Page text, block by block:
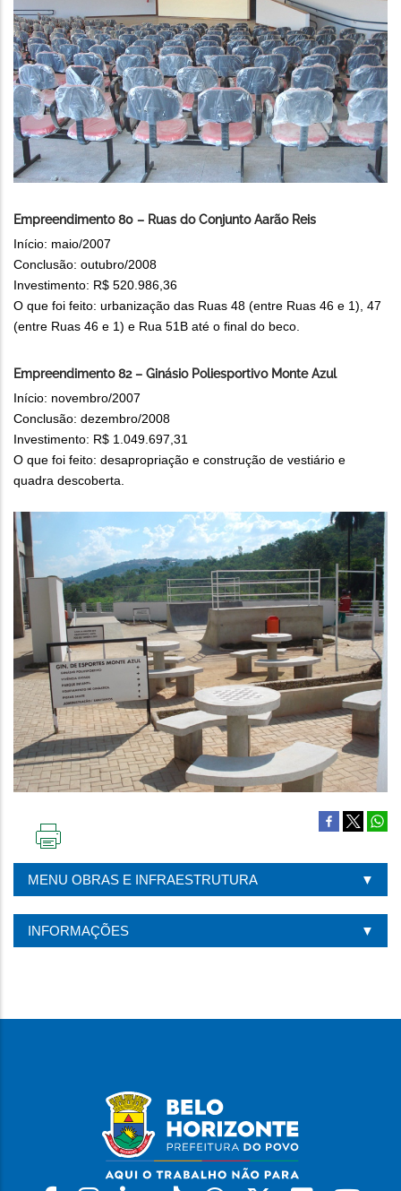
Empreendimento 80 – Ruas do Conjunto Aarão Reis
Início: maio/2007
Conclusão: outubro/2008
Investimento: R$ 520.986,36
O que foi feito: urbanização das Ruas 48 (entre Ruas 46 e 1), 47
(entre Ruas 46 e 1) e Rua 51B até o final do beco.
Empreendimento 82 – Ginásio Poliesportivo Monte Azul
Início: novembro/2007
Conclusão: dezembro/2008
Investimento: R$ 1.049.697,31
O que foi feito: desapropriação e construção de vestiário e
quadra descoberta.
PÁGINA
MENU OBRAS E INFRAESTRUTURA
INFORMAÇÕES